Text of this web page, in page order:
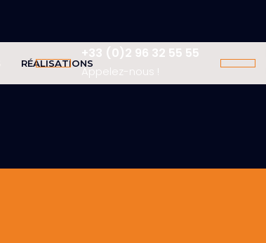
+33 (0)2 96 32 55 55
Appelez-nous !
RÉALISATIONS